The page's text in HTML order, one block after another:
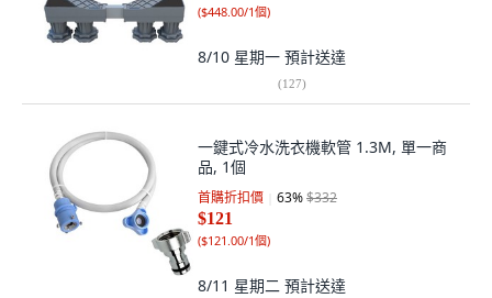
($448.00/1個)
8/10 星期一 預計送達
(127)
一鍵式冷水洗衣機軟管 1.3M, 單一商
品, 1個
首購折扣價 63%$332
$121
($121.00/1個)
8/11 星期二 預計送達